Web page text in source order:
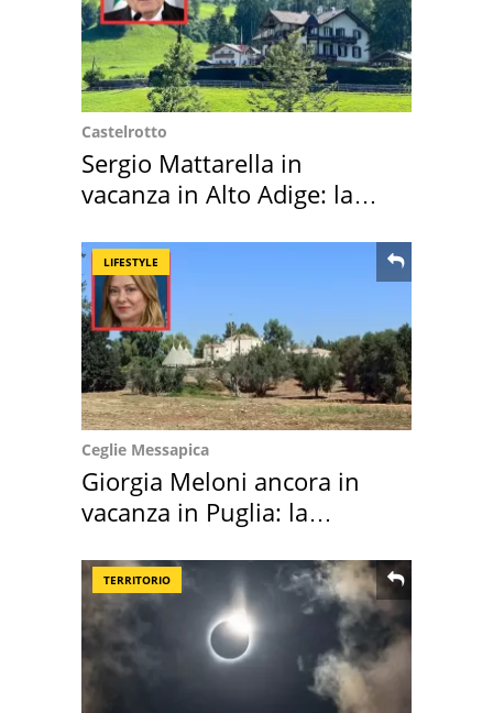
Castelrotto
Sergio Mattarella in
vacanza in Alto Adige: la
LIFESTYLE
Ceglie Messapica
Giorgia Meloni ancora in
vacanza in Puglia: la
TERRITORIO